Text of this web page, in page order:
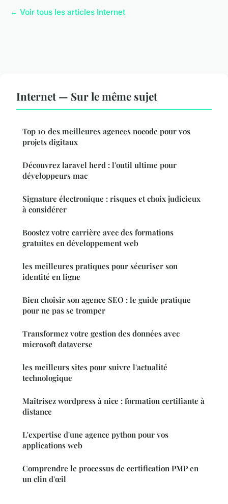
← Voir tous les articles Internet
Internet — Sur le même sujet
Top 10 des meilleures agences nocode pour vos
projets digitaux
Découvrez laravel herd : l'outil ultime pour
développeurs mac
Signature électronique : risques et choix judicieux
à considérer
Boostez votre carrière avec des formations
gratuites en développement web
les meilleures pratiques pour sécuriser son
identité en ligne
Bien choisir son agence SEO : le guide pratique
pour ne pas se tromper
Transformez votre gestion des données avec
microsoft dataverse
les meilleurs sites pour suivre l'actualité
technologique
Maîtrisez wordpress à nice : formation certifiante à
distance
L'expertise d'une agence python pour vos
applications web
Comprendre le processus de certification PMP en
un clin d'œil